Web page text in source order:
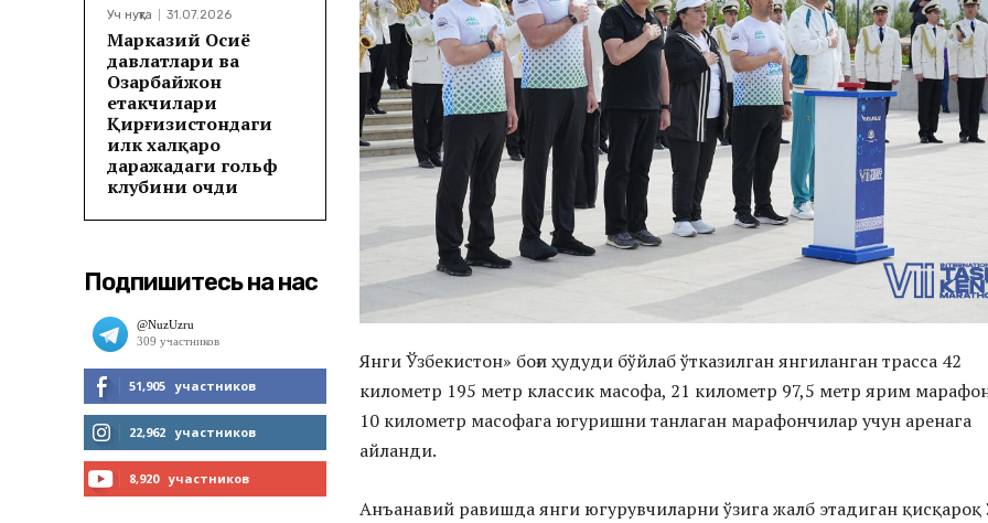
Уч нуқта 31.07.2026
Марказий Осиё
давлатлари ва
Озарбайжон
етакчилари
Қирғизистондаги
илк халқаро
даражадаги гольф
клубини очди
Подпишитесь на нас
51,905 участников
МНЕ НРАВИТСЯ
22,962 участников
8,920 участников
Янги Ўзбекистон» боғи ҳудуди бўйлаб ўтказилган янгиланган трасса 42
километр 195 метр классик масофа, 21 километр 97,5 метр ярим
10 километр масофага югуришни танлаган марафончилар учун аренага
айланди.
Анъанавий равишда янги югурувчиларни ўзига жалб этадиган қисқароқ